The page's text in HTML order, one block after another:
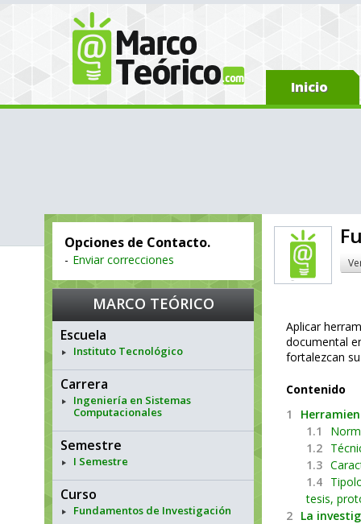
Inicio
Opciones de Contacto.
- Enviar correcciones
MARCO TEÓRICO
Escuela
Instituto Tecnológico
Carrera
Ingeniería en Sistemas
Computacionales
Semestre
I Semestre
Curso
Fundamentos de Investigación
Aplicar
documental
fortalezcan
Contenido
1
1.1
1.2
1.3
1.4
tesis,
2 La